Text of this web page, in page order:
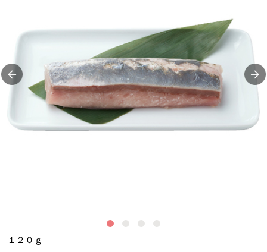
１２０ｇ